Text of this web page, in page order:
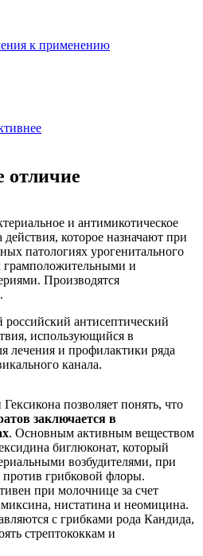
к применению
отличие
и антимикотическое
которое назначают при
патологиях урогенитального
грамположительными и
Производятся
антисептический
использующийся в
лечения и профилактики ряда
канала.
позволяет понять, что
заключается в
. Основным активным веществом
биглюконат, который
возбудителями, при
грибковой флоры.
при молочнице за счет
нистатина и неомицина.
с грибками рода Кандида,
стрептококкам и